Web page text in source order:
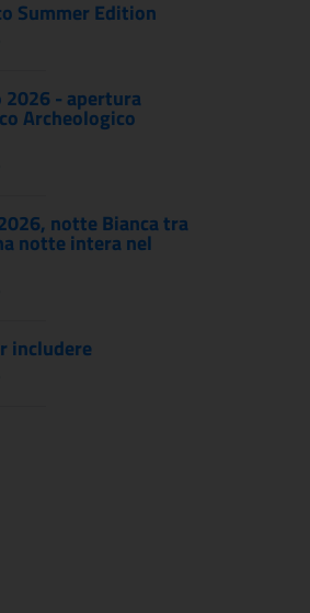
Summer Edition
- apertura
Archeologico
notte Bianca tra
notte intera nel
includere